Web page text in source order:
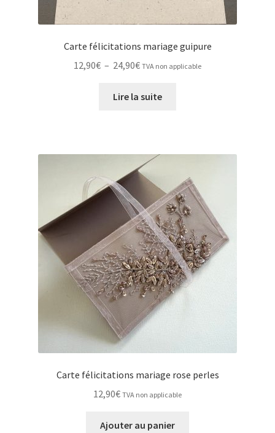
Carte félicitations mariage guipure
12,90€ – 24,90€Plage
prix :
TVA non applicable
Lire la suite
Carte félicitations mariage rose perles
12,90€ TVA non applicable
Ajouter au panier